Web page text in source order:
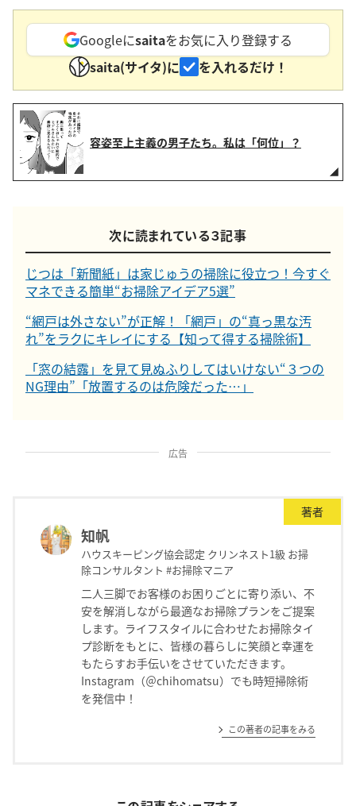
Googleにsaitaをお気に入り登録する
saita(サイタ)に
を入れるだけ！
容姿至上主義の男子たち。私は「何位」？
次に読まれている３記事
じつは「新聞紙」は家じゅうの掃除に役立つ！今すぐ
マネできる簡単“お掃除アイデア5選”
“網戸は外さない”が正解！「網戸」の“真っ黒な汚
れ”をラクにキレイにする【知って得する掃除術】
「窓の結露」を見て見ぬふりしてはいけない“３つの
NG理由”「放置するのは危険だった…」
広告
著者
知帆
ハウスキーピング協会認定 クリンネスト1級 お掃
除コンサルタント #お掃除マニア
二人三脚でお客様のお困りごとに寄り添い、不
安を解消しながら最適なお掃除プランをご提案
します。ライフスタイルに合わせたお掃除タイ
プ診断をもとに、皆様の暮らしに笑顔と幸運を
もたらすお手伝いをさせていただきます。
Instagram（＠chihomatsu）でも時短掃除術
を発信中！
この著者の記事をみる